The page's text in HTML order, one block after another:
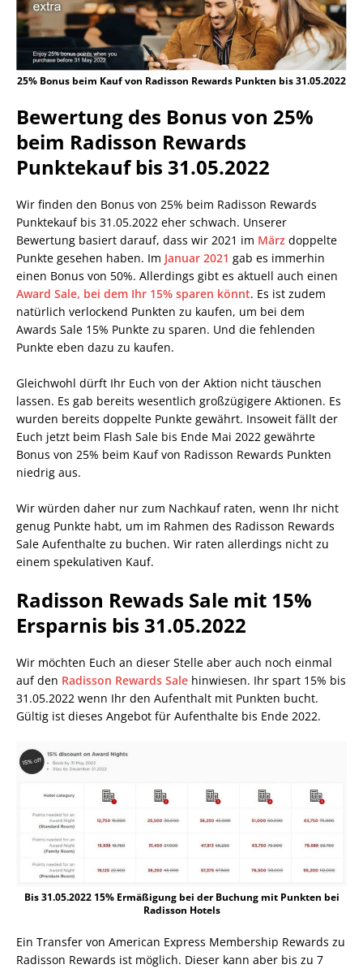
25% Bonus beim Kauf von Radisson Rewards Punkten bis 31.05.2022
Bewertung des Bonus von 25%
beim Radisson Rewards
Punktekauf bis 31.05.2022
Wir finden den Bonus von 25% beim Radisson Rewards
Punktekauf bis 31.05.2022 eher schwach. Unserer
Bewertung basiert darauf, dass wir 2021 im März doppelte
Punkte gesehen haben. Im Januar 2021 gab es immerhin
einen Bonus von 50%. Allerdings gibt es aktuell auch einen
Award Sale, bei dem Ihr 15% sparen könnt. Es ist zudem
natürlich verlockend Punkten zu kaufen, um bei dem
Awards Sale 15% Punkte zu sparen. Und die fehlenden
Punkte eben dazu zu kaufen.
Gleichwohl dürft Ihr Euch von der Aktion nicht täuschen
lassen. Es gab bereits wesentlich großzügigere Aktionen. Es
wurden bereits doppelte Punkte gewährt. Insoweit fällt der
Euch jetzt beim Flash Sale bis Ende Mai 2022 gewährte
Bonus von 25% beim Kauf von Radisson Rewards Punkten
niedrig aus.
Wir würden daher nur zum Nachkauf raten, wenn Ihr nicht
genug Punkte habt, um im Rahmen des Radisson Rewards
Sale Aufenthalte zu buchen. Wir raten allerdings nicht zu
einem spekulativen Kauf.
Radisson Rewads Sale mit 15%
Ersparnis bis 31.05.2022
Wir möchten Euch an dieser Stelle aber auch noch einmal
auf den Radisson Rewards Sale hinwiesen. Ihr spart 15% bis
31.05.2022 wenn Ihr den Aufenthalt mit Punkten bucht.
Gültig ist dieses Angebot für Aufenthalte bis Ende 2022.
Bis 31.05.2022 15% Ermäßigung bei der Buchung mit Punkten bei
Radisson Hotels
Ein Transfer von American Express Membership Rewards zu
Radisson Rewards ist möglich. Dieser kann aber bis zu 7